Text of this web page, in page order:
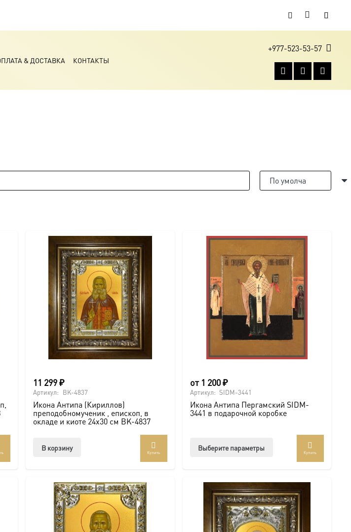
& ДОСТАВКА КОНТАКТЫ
+977-523-53-57
11 299₽
Артикул: BK-4837
Икона Антипа (Кириллов)
преподобномученик , епископ, в
окладе и киоте 24х30 см BK-4837
В корзину
Купить
от 1 200₽
Артикул: SIDM-3441
Икона Антипа Пергамский SIDM-
3441 в подарочной коробке
Выберите параметры
вариаций.
Опции
можно
выбрать
Купить